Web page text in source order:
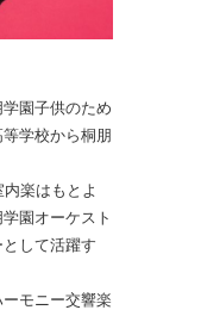
園子供のため
学校から桐朋
楽はもとよ
園オーケスト
して活躍す
モニー交響楽